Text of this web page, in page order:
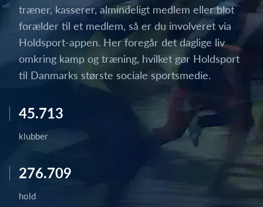
træner, kasserer, almindeligt medlem eller blot
forælder til et medlem, så er du involveret via
Holdsport-appen. Her foregår det daglige liv
omkring kamp og træning, hvilket gør Holdsport
til Danmarks største sociale sportsmedie.
45.713
klubber
276.709
hold